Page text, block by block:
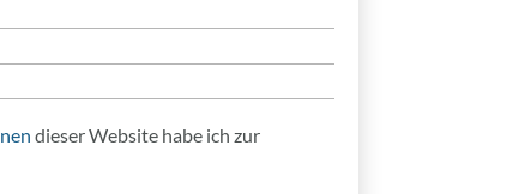
dieser Website habe ich zur